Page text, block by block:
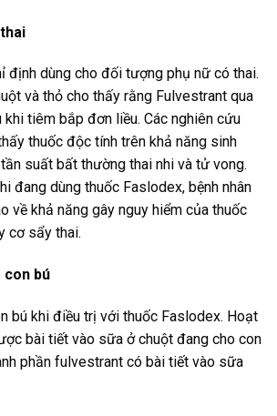
định dùng cho đối tượng phụ nữ có thai.
và thỏ cho thấy rằng Fulvestrant qua
tiêm bắp đơn liều. Các nghiên cứu
thuốc độc tính trên khả năng sinh
suất bất thường thai nhi và tử vong.
đang dùng thuốc Faslodex, bệnh nhân
về khả năng gây nguy hiểm của thuốc
cơ sẩy thai.
con bú
bú khi điều trị với thuốc Faslodex. Hoạt
bài tiết vào sữa ở chuột đang cho con
phần fulvestrant có bài tiết vào sữa